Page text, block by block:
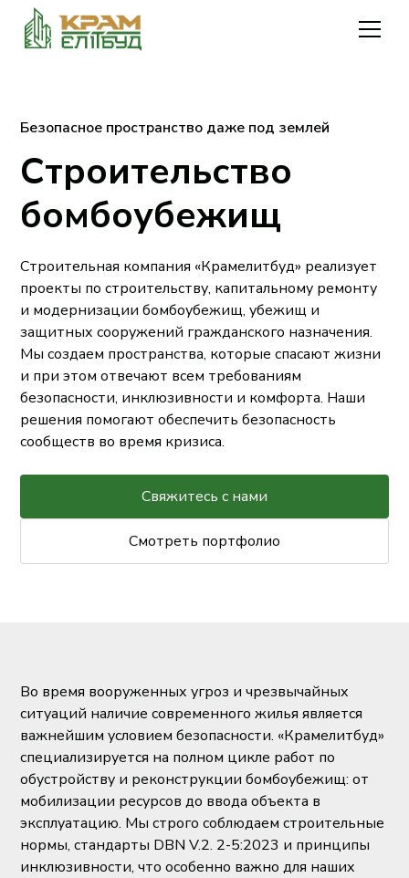
Безопасное пространство даже под землей
Строительство
бомбоубежищ
Строительная компания «Крамелитбуд» реализует
проекты по строительству, капитальному ремонту
и модернизации бомбоубежищ, убежищ и
защитных сооружений гражданского назначения.
Мы создаем пространства, которые спасают жизни
и при этом отвечают всем требованиям
безопасности, инклюзивности и комфорта. Наши
решения помогают обеспечить безопасность
сообществ во время кризиса.
Свяжитесь с нами
Смотреть портфолио
Во время вооруженных угроз и чрезвычайных
ситуаций наличие современного жилья является
важнейшим условием безопасности. «Крамелитбуд»
специализируется на полном цикле работ по
обустройству и реконструкции бомбоубежищ: от
мобилизации ресурсов до ввода объекта в
эксплуатацию. Мы строго соблюдаем строительные
нормы, стандарты DBN V.2. 2-5:2023 и принципы
инклюзивности, что особенно важно для наших